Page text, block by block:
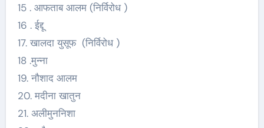
15 . आफताब आलम (निर्विरोध )
16 . ईद्दू
17. खालदा युसूफ (निर्विरोध )
18 .मुन्ना
19. नौशाद आलम
20. मदीना खातुन
21. अलीमुननिशा